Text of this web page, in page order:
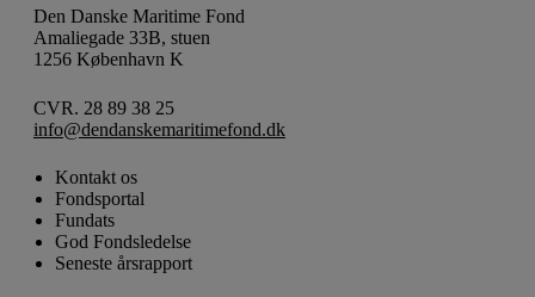
Den Danske Maritime Fond
Amaliegade 33B, stuen
1256 København K
CVR. 28 89 38 25
info@dendanskemaritimefond.dk
Kontakt os
Fondsportal
Fundats
God Fondsledelse
Seneste årsrapport